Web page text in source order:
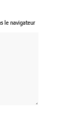
le navigateur